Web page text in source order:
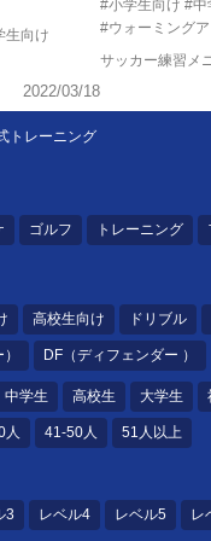
生向け
2022/03/18
#小学生向け #中
#ウォーミング
サッカー練習メ
トレーニング
ゴルフ トレーニング
高校生向け ドリブル
DF（ディフェンダー ）
中学生 高校生 大学生
人 41-50人 51人以上
3 レベル4 レベル5 レ